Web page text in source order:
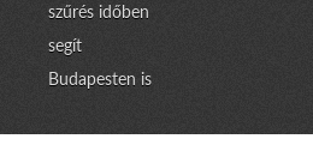
szűrés időben
segít
Budapesten is